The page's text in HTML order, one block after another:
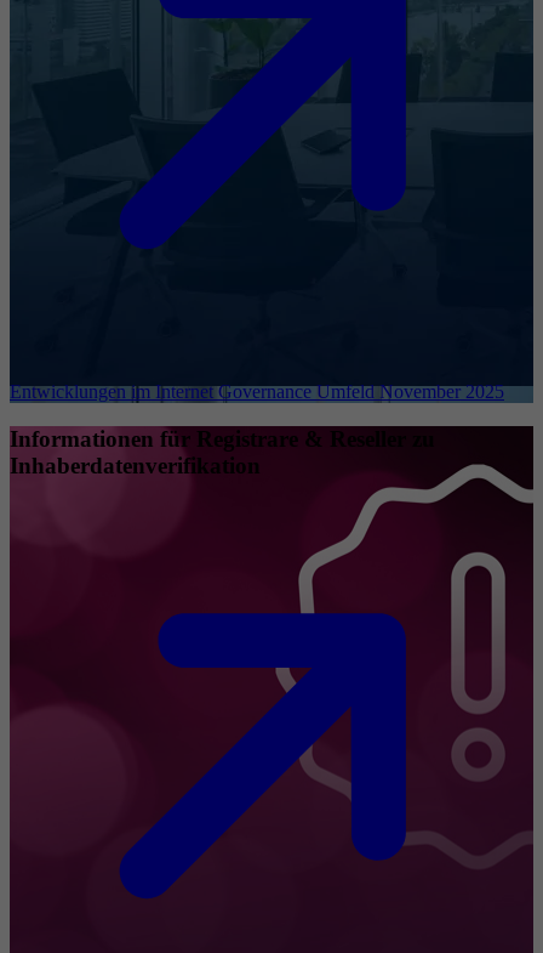
Entwicklungen im Internet Governance Umfeld November 2025
Informationen für Registrare & Reseller zu
Inhaberdatenverifikation